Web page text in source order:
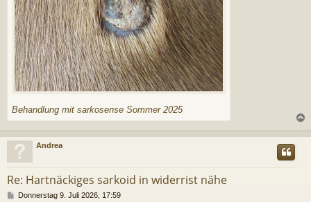
Behandlung mit sarkosense Sommer 2025
c
Andrea
Re: Hartnäckiges sarkoid in widerrist nähe
BDonnerstag 9. Juli 2026, 17:59